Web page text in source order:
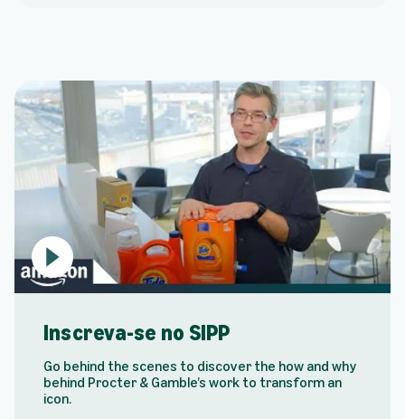
P
l
v
d
e
o
Inscreva-se no SIPP
Go behind the scenes to discover the how and why
behind Procter & Gamble’s work to transform an
icon.